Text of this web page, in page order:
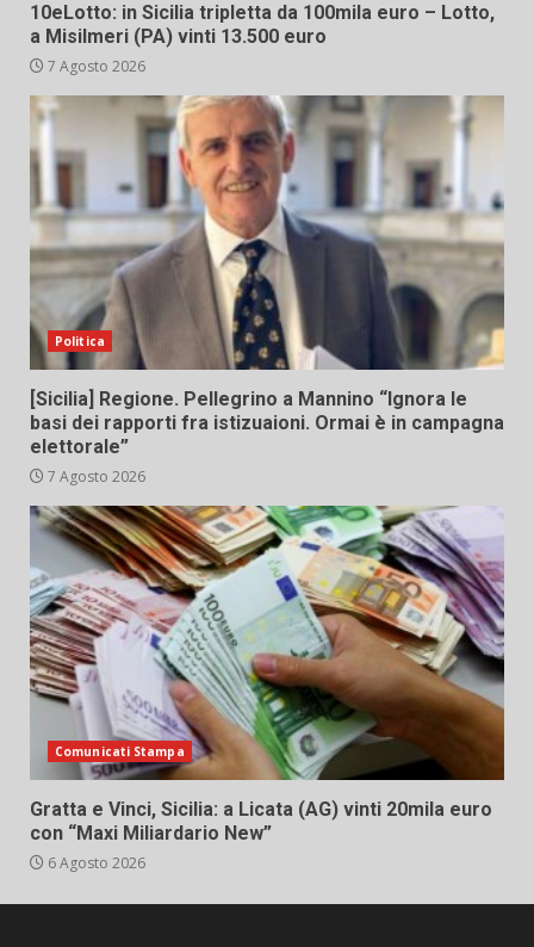
10eLotto: in Sicilia tripletta da 100mila euro – Lotto,
a Misilmeri (PA) vinti 13.500 euro
7 Agosto 2026
Politica
[Sicilia] Regione. Pellegrino a Mannino “Ignora le
basi dei rapporti fra istizuaioni. Ormai è in campagna
elettorale”
7 Agosto 2026
Comunicati Stampa
Gratta e Vinci, Sicilia: a Licata (AG) vinti 20mila euro
con “Maxi Miliardario New”
6 Agosto 2026